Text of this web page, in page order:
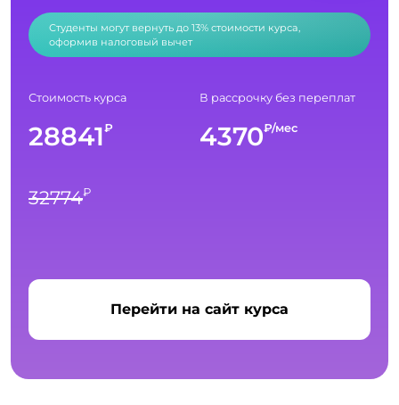
Студенты могут вернуть до 13% стоимости курса,
оформив налоговый вычет
Стоимость курса
28841₽
32774₽
В рассрочку без переплат
4370₽/мес
Перейти на сайт курса